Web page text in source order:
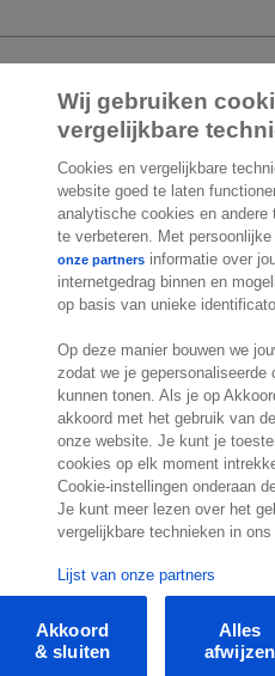
2.000 specialisten
helpen
Contact
Molengraaffsingel 33
2629 JD Delft
Nederland
© Exact 2026
Wij gebruiken
vergelijkbare
Cookies en vergelijkbare
website goed te laten
analytische cookies en
te verbeteren. Met
onze partners informatie over
internetgedrag binnen en
op basis van unieke
Op deze manier bouwen we
zodat we je gepersonaliseerde
kunnen tonen. Als je op
akkoord met het gebruik van
onze website. Je kunt je
cookies op elk moment
Cookie-instellingen onderaan
Je kunt meer lezen over het
vergelijkbare technieken in ons
Lijst van onze partners
Alles
afwijzen
Akkoord
& sluiten